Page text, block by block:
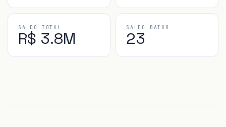
SALDO TOTAL
R$ 3.8M
SALDO BAIXO
23